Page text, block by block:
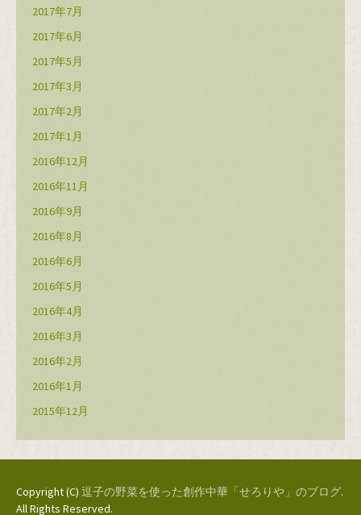
2017年7月
2017年6月
2017年5月
2017年3月
2017年2月
2017年1月
2016年12月
2016年11月
2016年9月
2016年8月
2016年6月
2016年5月
2016年4月
2016年3月
2016年2月
2016年1月
2015年12月
Copyright (C) 逗子の野菜を使った創作中華「せろりや」のブログ.
All Rights Reserved.